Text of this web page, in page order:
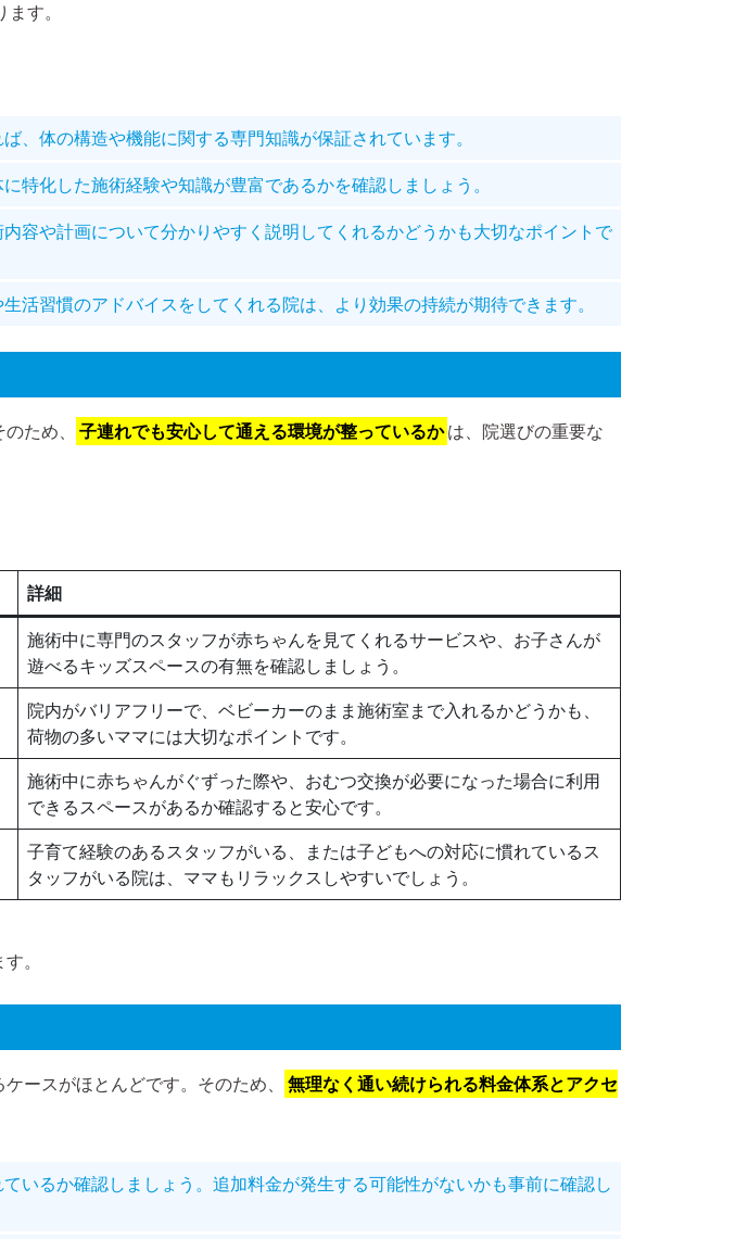
す。
、体の構造や機能に関する専門知識が保証されています。
特化した施術経験や知識が豊富であるかを確認しましょう。
容や計画について分かりやすく説明してくれるかどうかも大切なポイントで
活習慣のアドバイスをしてくれる院は、より効果の持続が期待できます。
ため、 子連れでも安心して通える環境が整っているかは、院選びの重要な
詳細
施術中に専門のスタッフが赤ちゃんを見てくれるサービスや、お子さんが
遊べるキッズスペースの有無を確認しましょう。
院内がバリアフリーで、ベビーカーのまま施術室まで入れるかどうかも、
荷物の多いママには大切なポイントです。
施術中に赤ちゃんがぐずった際や、おむつ交換が必要になった場合に利用
できるスペースがあるか確認すると安心です。
子育て経験のあるスタッフがいる、または子どもへの対応に慣れているス
タッフがいる院は、ママもリラックスしやすいでしょう。
。
ースがほとんどです。そのため、
無理なく通い続けられる料金体系とアクセ
いるか確認しましょう。追加料金が発生する可能性がないかも事前に確認し